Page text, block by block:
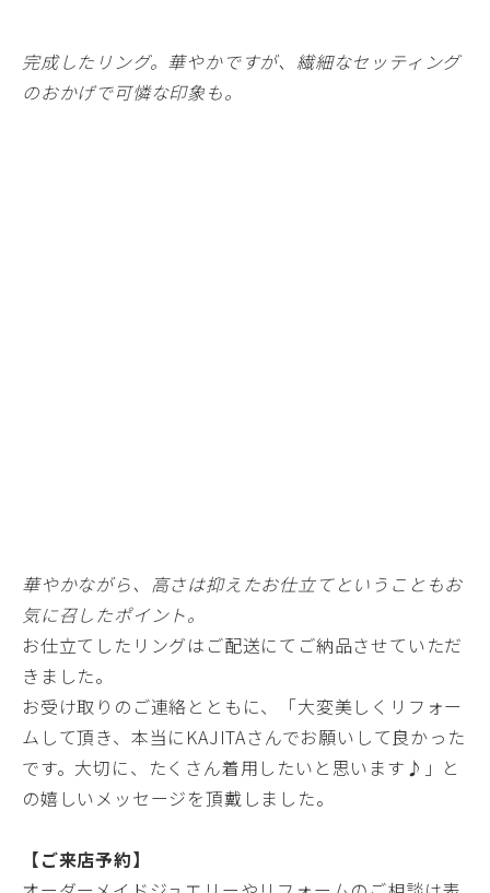
完成したリング。華やかですが、繊細なセッティング
のおかげで可憐な印象も。
華やかながら、高さは抑えたお仕立てということもお
気に召したポイント。
お仕立てしたリングはご配送にてご納品させていただ
きました。
お受け取りのご連絡とともに、「大変美しくリフォー
ムして頂き、本当にKAJITAさんでお願いして良かった
です。大切に、たくさん着用したいと思います♪」と
の嬉しいメッセージを頂戴しました。
【ご来店予約】